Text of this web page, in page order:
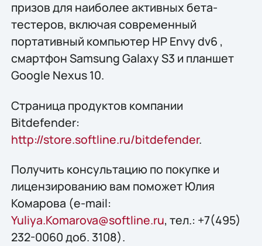
призов для наиболее активных бета-
тестеров, включая современный
портативный компьютер HP Envy dv6 ,
смартфон Samsung Galaxy S3 и планшет
Google Nexus 10.
Страница продуктов компании
Bitdefender:
http://store.softline.ru/bitdefender.
Получить консультацию по покупке и
лицензированию вам поможет Юлия
Комарова (e-mail:
Yuliya.Komarova@softline.ru, тел.: +7(495)
232-0060 доб. 3108).